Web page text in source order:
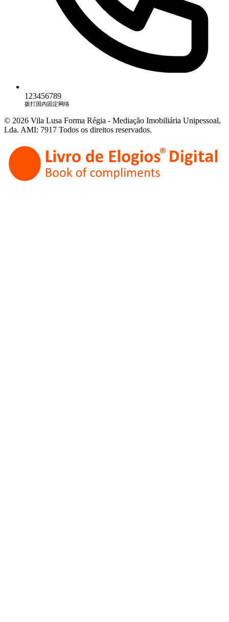
123456789
拨打国内固定网络
© 2026 Vila Lusa Forma Régia - Mediação Imobiliária Unipessoal,
Lda. AMI: 7917 Todos os direitos reservados.